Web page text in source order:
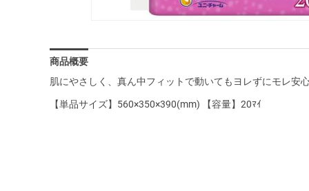
商品概要
肌にやさしく、真ん中フィットで動いてもヨレずにモレ安
【単品サイズ】560×350×390(mm) 【容量】20ﾏｲ